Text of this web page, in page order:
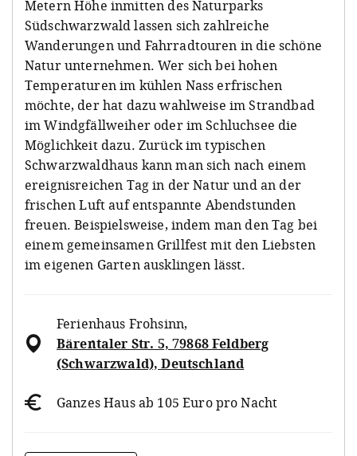
Metern Höhe inmitten des Naturparks
Südschwarzwald lassen sich zahlreiche
Wanderungen und Fahrradtouren in die schöne
Natur unternehmen. Wer sich bei hohen
Temperaturen im kühlen Nass erfrischen
möchte, der hat dazu wahlweise im Strandbad
im Windgfällweiher oder im Schluchsee die
Möglichkeit dazu. Zurück im typischen
Schwarzwaldhaus kann man sich nach einem
ereignisreichen Tag in der Natur und an der
frischen Luft auf entspannte Abendstunden
freuen. Beispielsweise, indem man den Tag bei
einem gemeinsamen Grillfest mit den Liebsten
im eigenen Garten ausklingen lässt.
Ferienhaus Frohsinn,
Bärentaler Str. 5, 79868 Feldberg
(Schwarzwald), Deutschland
Ganzes Haus ab 105 Euro pro Nacht